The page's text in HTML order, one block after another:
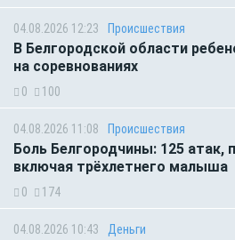
04.08.2026 12:23 Происшествия
В Белгородской области
на соревнованиях
0 100
04.08.2026 11:08 Происшествия
Боль Белгородчины: 125 атак,
включая трёхлетнего малыша
0 174
04.08.2026 10:43 Деньги